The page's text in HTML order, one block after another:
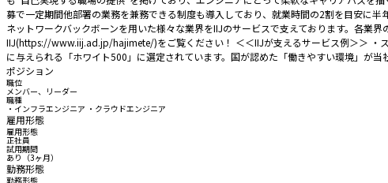
募で一定期間他部署の業務を兼務できる制度も導入しており、就業時間の2割を目安に
ネットワークバックボーンを用いた様々な業界をIIJのサービスで支えております。各業
IIJ(https://www.iij.ad.jp/hajimete/)をご覧ください！ ＜＜IIJが支えるサービス例＞＞ ・
に与えられる「ホワイト500」に選定されています。国が認めた「働きやすい環境」が
ポジション
職位
メンバー、リーダー
職種
・インフラエンジニア ・クラウドエンジニア
雇用形態
雇用形態
正社員
試用期間
あり（3ヶ月）
勤務形態
勤務形態